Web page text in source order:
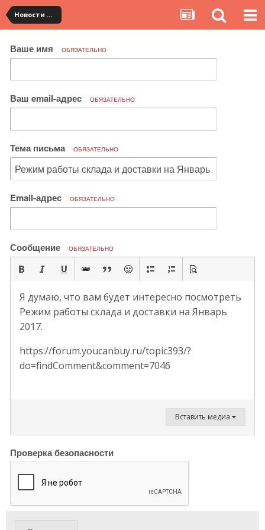
Новости сервиса
Ваше имя ОБЯЗАТЕЛЬНО
Ваш email-адрес ОБЯЗАТЕЛЬНО
Тема письма ОБЯЗАТЕЛЬНО
Email-адрес ОБЯЗАТЕЛЬНО
Сообщение ОБЯЗАТЕЛЬНО
Я думаю, что вам будет интересно посмотреть
Режим работы склада и доставки на Январь
2017.
https://forum.youcanbuy.ru/topic393/?
do=findComment&comment=7046
Вставить медиа
Проверка безопасности